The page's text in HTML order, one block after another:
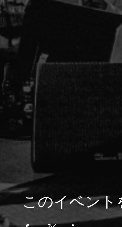
このイベント